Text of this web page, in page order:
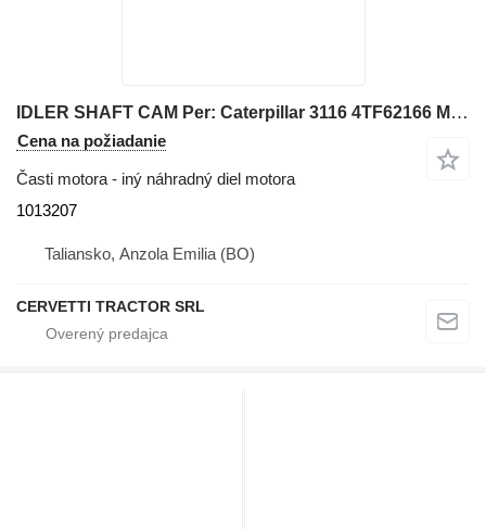
IDLER SHAFT CAM Per: Caterpillar 3116 4TF62166 Misce 1013207 na kolesového nakladača Caterpillar 928G IT28G
Cena na požiadanie
Časti motora - iný náhradný diel motora
1013207
Taliansko, Anzola Emilia (BO)
CERVETTI TRACTOR SRL